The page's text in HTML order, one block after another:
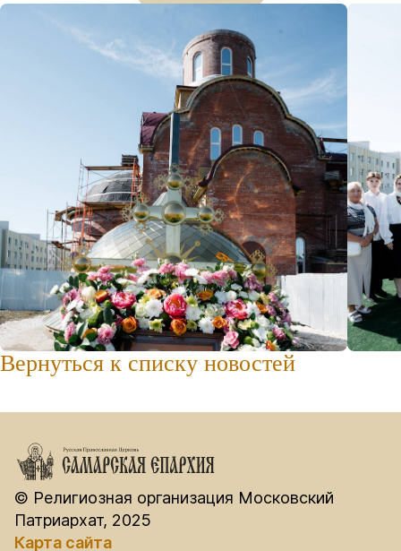
Вернуться к списку новостей
© Религиозная организация Московский
Патриархат, 2025
Карта сайта